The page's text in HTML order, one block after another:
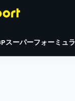
スーパーフォーミュラ